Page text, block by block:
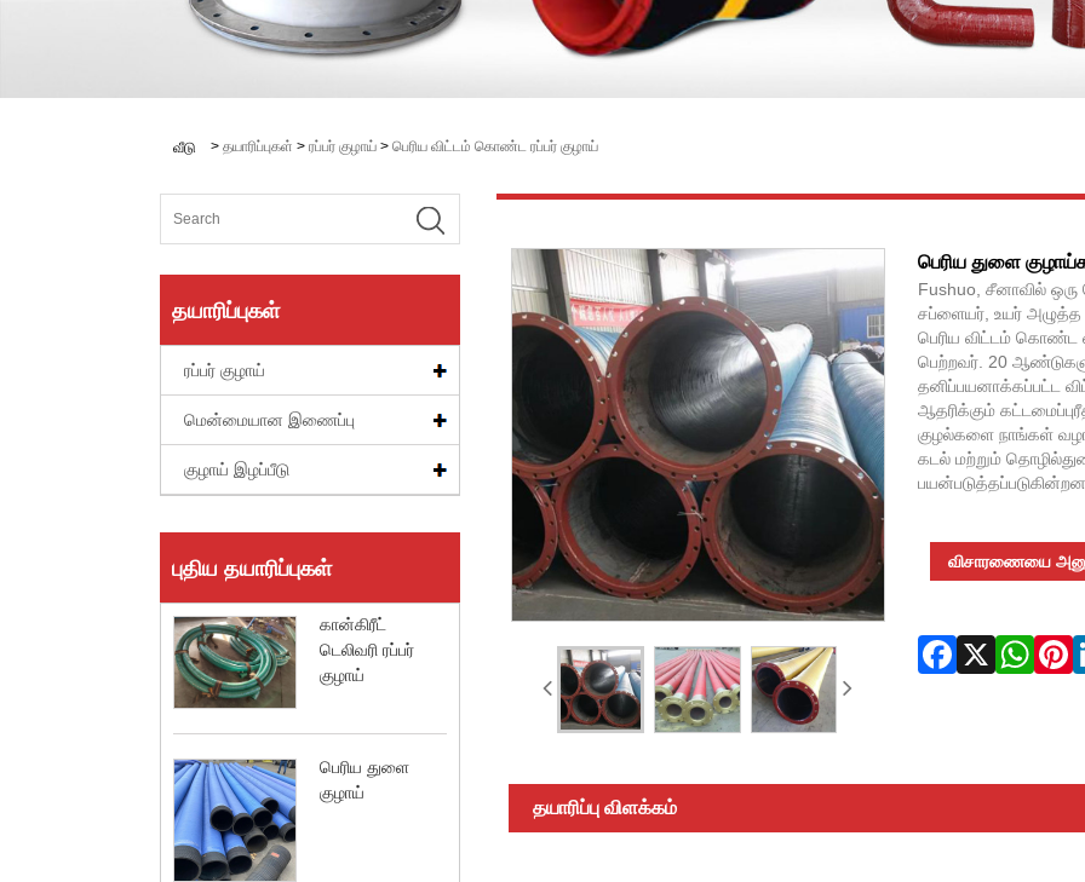
வீடு > தயாரிப்புகள் > ரப்பர் குழாய் > பெரிய விட்டம் கொண்ட ரப்பர் குழாய்
தயாரிப்புகள்
ரப்பர் குழாய்
மென்மையான இணைப்பு
குழாய் இழப்பீடு
புதிய தயாரிப்புகள்
கான்கிரீட்
டெலிவரி ரப்பர்
குழாய்
பெரிய துளை
குழாய்
பெரிய துளை
Fushuo, சீனாவில் ஒரு
சப்ளையர், உயர் அழுத்த
பெரிய விட்டம் கொண்ட
பெற்றவர். 20
தனிப்பயனாக்கப்பட்ட
ஆதரிக்கும்
குழல்களை நாங்கள்
கடல் மற்றும்
விசாரணையை
தயாரிப்பு விளக்கம்